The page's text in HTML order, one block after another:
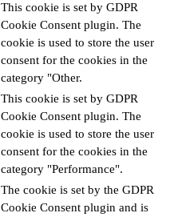
This cookie is set by GDPR
Cookie Consent plugin. The
cookie is used to store the user
consent for the cookies in the
category "Other.
This cookie is set by GDPR
Cookie Consent plugin. The
cookie is used to store the user
consent for the cookies in the
category "Performance".
The cookie is set by the GDPR
Cookie Consent plugin and is